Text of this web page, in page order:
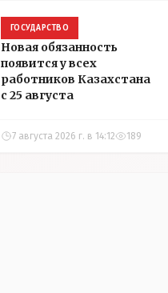
ГОСУДАРСТВО
Новая обязанность
появится у всех
работников Казахстана
с 25 августа
7 августа 2026 г. в 14:12 189